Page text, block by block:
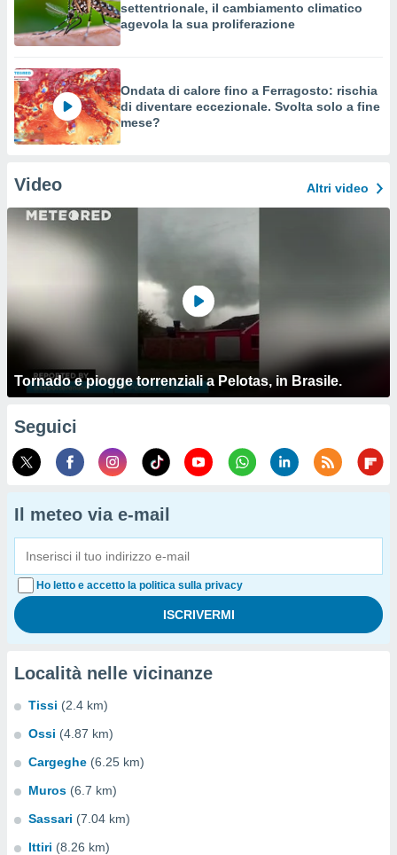
settentrionale, il cambiamento climatico
agevola la sua proliferazione
Ondata di calore fino a Ferragosto: rischia
di diventare eccezionale. Svolta solo a fine
mese?
Video Altri video
Tornado e piogge torrenziali a Pelotas, in Brasile.
Seguici
Il meteo via e-mail
Ho letto e accetto la politica sulla privacy
Località nelle vicinanze
Tissi (2.4 km)
Ossi (4.87 km)
Cargeghe (6.25 km)
Muros (6.7 km)
Sassari (7.04 km)
Ittiri (8.26 km)